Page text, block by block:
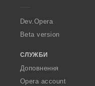
a
Dev.Opera
Beta version
СЛУЖБИ
Доповнення
Opera account